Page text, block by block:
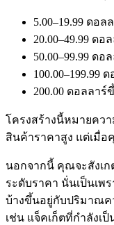
5.00–19.99 ดอล
20.00–49.99 ดอ
50.00–99.99 ดอ
100.00–199.99
200.00 ดอลลาร์
โครงสร้างนี้หมายคว
สินค้าราคาสูง แต่เมื่
นอกจากนี้ คุณจะสังเก
ระดับราคา นั่นเป็นเพ
บ้างขึ้นอยู่กับปริมาณค
เช่น แจ็คเก็ตที่กำลังเ